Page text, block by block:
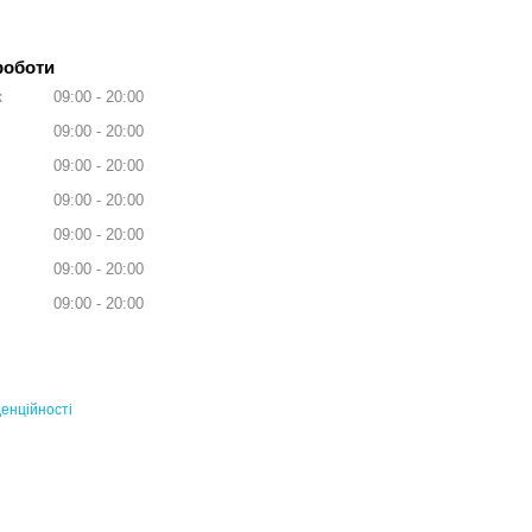
09:00
20:00
09:00
20:00
09:00
20:00
09:00
20:00
09:00
20:00
09:00
20:00
09:00
20:00